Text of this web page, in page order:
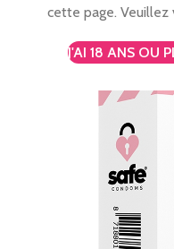
cette page.
J'AI 18 ANS OU